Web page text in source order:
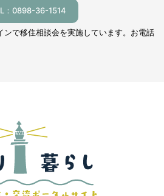
：0898-36-1514
ンで移住相談会を実施しています。お電話